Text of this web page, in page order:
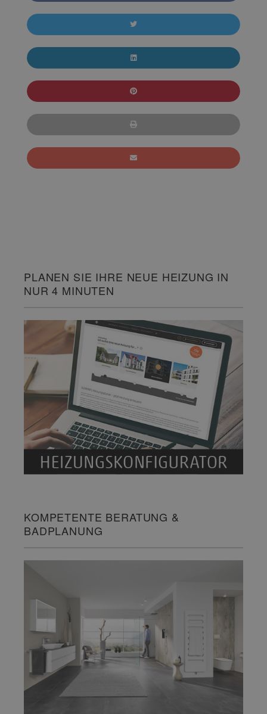
PLANEN SIE IHRE NEUE HEIZUNG IN
NUR 4 MINUTEN
KOMPETENTE BERATUNG &
BADPLANUNG